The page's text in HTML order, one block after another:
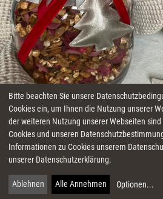
WEIHNACHTS-
Bitte beachten Sie unsere
Cookies ein, um Ihnen die Nutzung unserer
der weiteren Nutzung unserer Webseiten
Cookies und unseren
Informationen zu Cookies unserem
unserer Datenschutzerklärung.
Ablehnen Alle Annehmen Optionen...